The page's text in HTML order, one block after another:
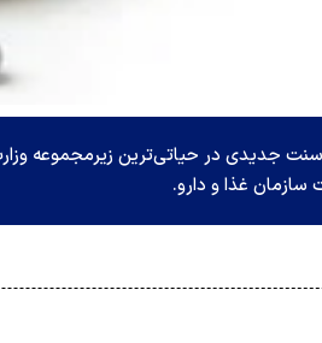
جدیدی در حیاتی‌ترین زیرمجموعه
سازمان غذا و دارو.